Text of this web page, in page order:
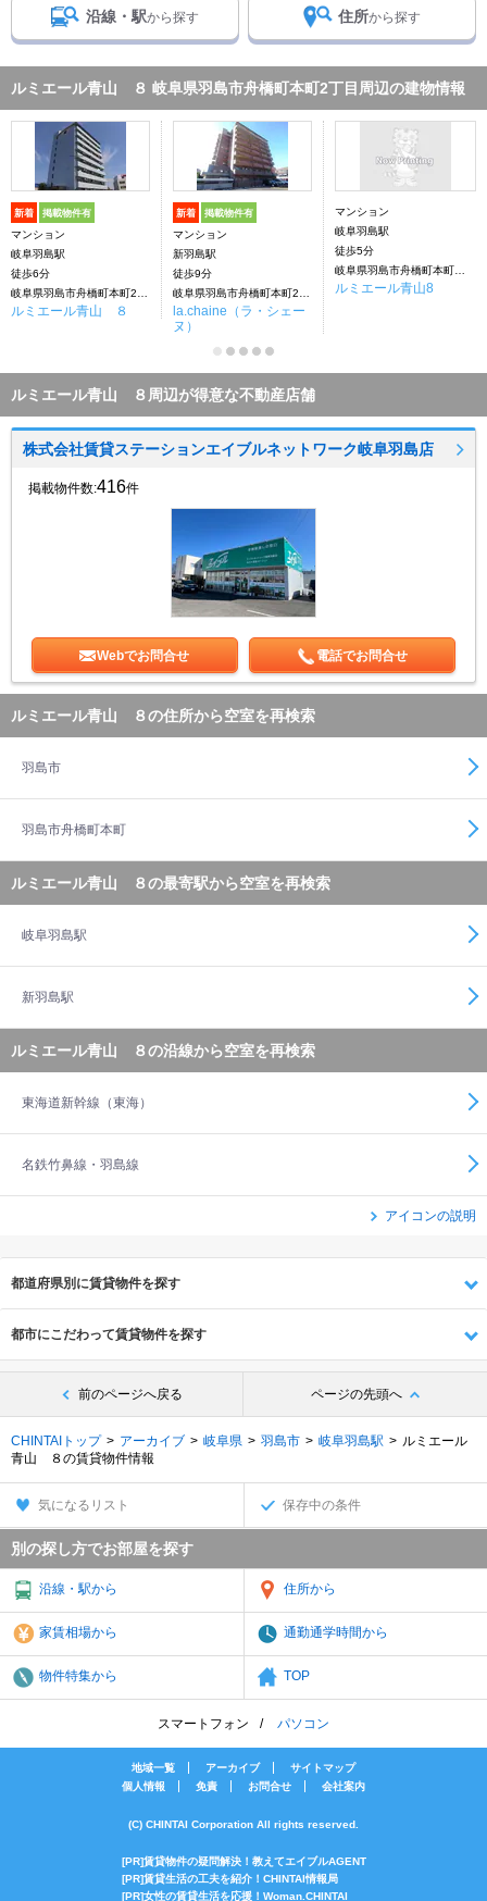
沿線・駅から探す 住所から探す
ルミエール青山 ８ 岐阜県羽島市舟橋町本町2丁目周辺の建物情報
新着 掲載物件有
マンション
岐阜羽島駅
徒歩6分
ルミエール青山 ８
新着 掲載物件有
マンション
新羽島駅
徒歩9分
la.chaine（ラ・シェー
ヌ）
マンション
岐阜羽島駅
徒歩5分
ルミエール青山8
ルミエール青山 ８周辺が得意な不動産店舗
株式会社賃貸ステーションエイブルネットワーク岐阜羽島店
掲載物件数:416件
Webでお問合せ 電話でお問合せ
ルミエール青山 ８の住所から空室を再検索
羽島市
羽島市舟橋町本町
ルミエール青山 ８の最寄駅から空室を再検索
岐阜羽島駅
新羽島駅
ルミエール青山 ８の沿線から空室を再検索
東海道新幹線（東海）
名鉄竹鼻線・羽島線
アイコンの説明
都道府県別に賃貸物件を探す
都市にこだわって賃貸物件を探す
前のページへ戻る ページの先頭へ
CHINTAIトップ アーカイブ 岐阜県 羽島市 岐阜羽島駅
ルミエール
青山 ８の賃貸物件情報
気になるリスト 保存中の条件
別の探し方でお部屋を探す
沿線・駅から 住所から
家賃相場から 通勤通学時間から
物件特集から TOP
スマートフォン パソコン
地域一覧 アーカイブ
サイトマップ
個人情報
免責 お問合せ 会社案内
(C) CHINTAI Corporation All rights reserved.
[PR]賃貸物件の疑問解決！教えてエイブルAGENT
[PR]賃貸生活の工夫を紹介！CHINTAI情報局
[PR]女性の賃貸生活を応援！Woman.CHINTAI